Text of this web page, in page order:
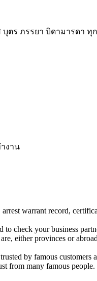
ตร ภรรยา บิดามารดา ทุ
งาน
warrant record,
check your business
either provinces or
by famous customers
from many famous people.